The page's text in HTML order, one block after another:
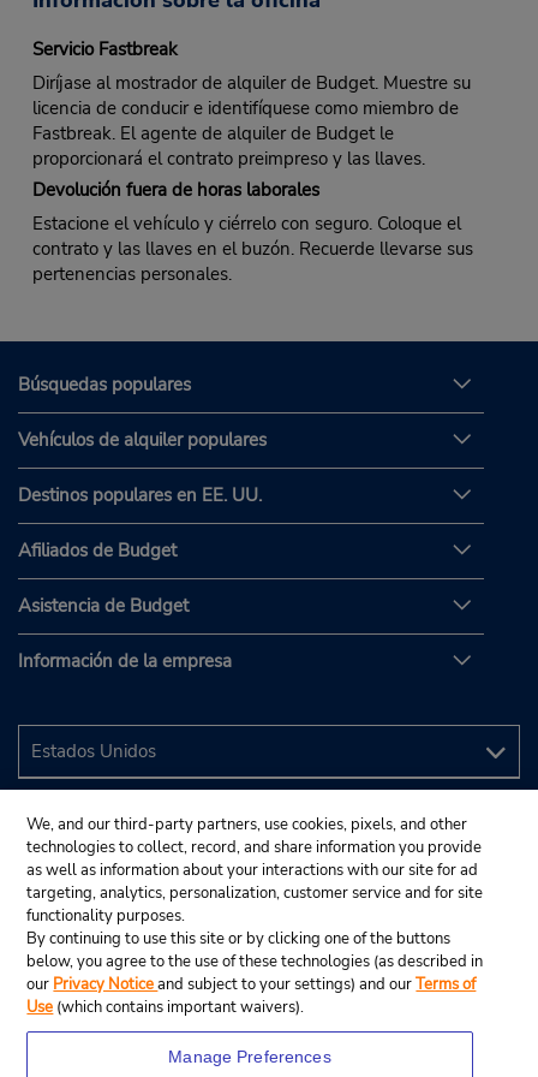
Servicio Fastbreak
Diríjase al mostrador de alquiler de Budget. Muestre su
licencia de conducir e identifíquese como miembro de
Fastbreak. El agente de alquiler de Budget le
proporcionará el contrato preimpreso y las llaves.
Devolución fuera de horas laborales
Estacione el vehículo y ciérrelo con seguro. Coloque el
contrato y las llaves en el buzón. Recuerde llevarse sus
pertenencias personales.
Búsquedas populares
Vehículos de alquiler populares
Destinos populares en EE. UU.
Afiliados de Budget
Asistencia de Budget
Información de la empresa
We, and our third-party partners, use cookies, pixels, and other
technologies to collect, record, and share information you provide
as well as information about your interactions with our site for ad
targeting, analytics, personalization, customer service and for site
functionality purposes.
By continuing to use this site or by clicking one of the buttons
below, you agree to the use of these technologies (as described in
our Privacy Noticeand subject to your settings) and ourTerms of
Use (which contains important waivers).
Manage Preferences